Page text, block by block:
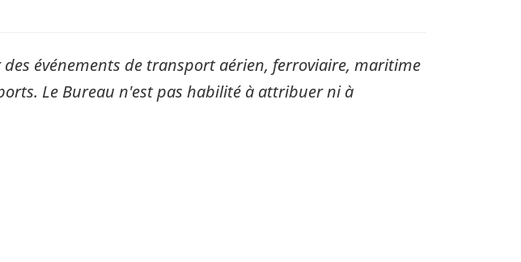
événements de transport aérien, ferroviaire, maritime
Le Bureau n'est pas habilité à attribuer ni à